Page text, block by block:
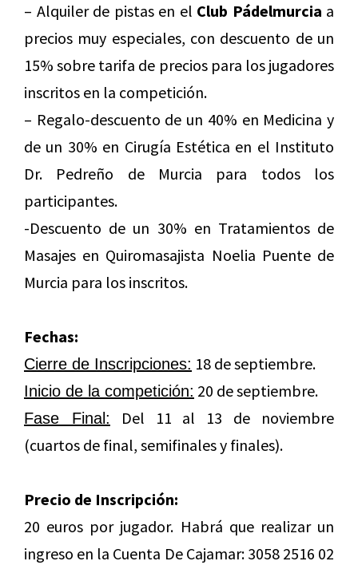
– Alquiler de pistas en el Club Pádelmurcia a
precios muy especiales, con descuento de un
15% sobre tarifa de precios para los jugadores
inscritos en la competición.
– Regalo-descuento de un 40% en Medicina y
de un 30% en Cirugía Estética en el Instituto
Dr. Pedreño de Murcia para todos los
participantes.
-Descuento de un 30% en Tratamientos de
Masajes en Quiromasajista Noelia Puente de
Murcia para los inscritos.
Fechas:
Cierre de Inscripciones: 18 de septiembre.
Inicio de la competición: 20 de septiembre.
Fase Final:
Del 11 al 13 de noviembre
(cuartos de final, semifinales y finales).
Precio de Inscripción:
20 euros por jugador. Habrá que realizar un
ingreso en la Cuenta De Cajamar: 3058 2516 02